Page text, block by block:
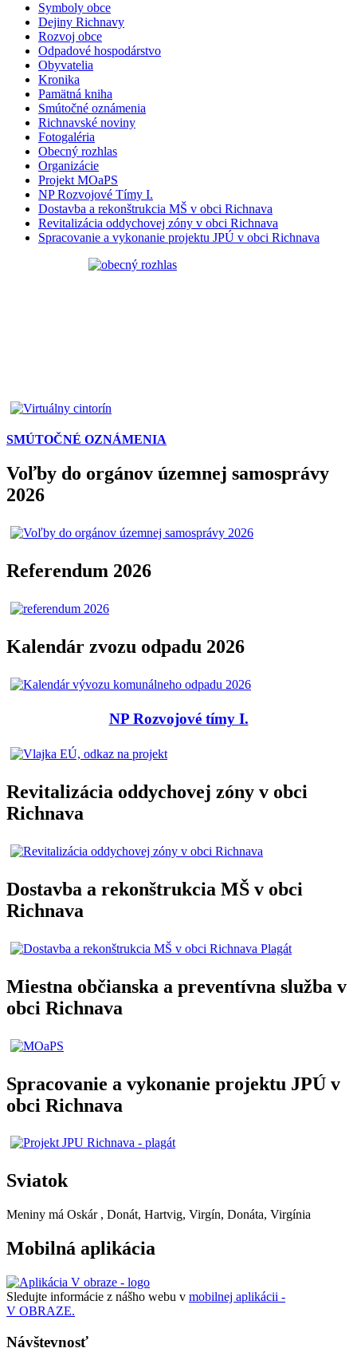
Symboly obce
Dejiny Richnavy
Rozvoj obce
Odpadové hospodárstvo
Obyvatelia
Kronika
Pamätná kniha
Smútočné oznámenia
Richnavské noviny
Fotogaléria
Obecný rozhlas
Organizácie
Projekt MOaPS
NP Rozvojové Tímy I.
Dostavba a rekonštrukcia MŠ v obci Richnava
Revitalizácia oddychovej zóny v obci Richnava
Spracovanie a vykonanie projektu JPÚ v obci Richnava
SMÚTOČNÉ OZNÁMENIA
Voľby do orgánov územnej samosprávy
2026
Referendum 2026
Kalendár zvozu odpadu 2026
NP Rozvojové tímy I.
Revitalizácia oddychovej zóny v obci
Richnava
Dostavba a rekonštrukcia MŠ v obci
Richnava
Miestna občianska a preventívna služba v
obci Richnava
Spracovanie a vykonanie projektu JPÚ v
obci Richnava
Sviatok
Meniny má Oskár , Donát, Hartvig, Virgín, Donáta, Virgínia
Mobilná aplikácia
Sledujte informácie z nášho webu v mobilnej aplikácii -
V OBRAZE.
Návštevnosť